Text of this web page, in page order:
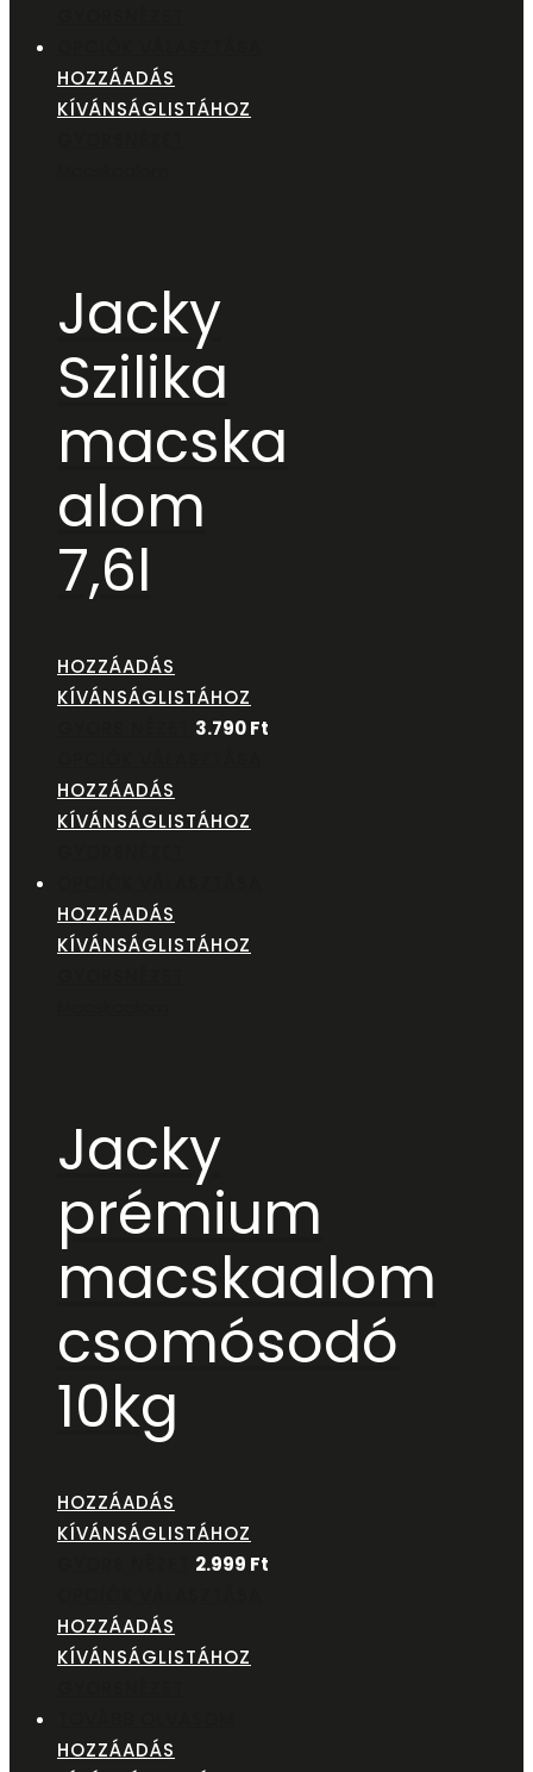
HOZZÁADÁS
KÍVÁNSÁGLISTÁHOZ
Jacky
Szilika
macska
alom
7,6l
HOZZÁADÁS
KÍVÁNSÁGLISTÁHOZ
3.790Ft
HOZZÁADÁS
KÍVÁNSÁGLISTÁHOZ
HOZZÁADÁS
KÍVÁNSÁGLISTÁHOZ
Jacky
prémium
macskaalom
csomósodó
10kg
HOZZÁADÁS
KÍVÁNSÁGLISTÁHOZ
2.999 Ft
HOZZÁADÁS
KÍVÁNSÁGLISTÁHOZ
HOZZÁADÁS